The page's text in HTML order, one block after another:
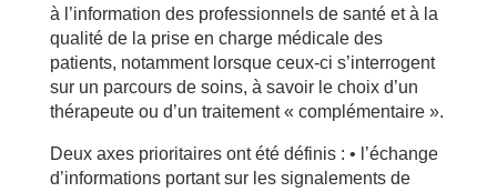
à l’information des professionnels de santé et à la
qualité de la prise en charge médicale des
patients, notamment lorsque ceux-ci s’interrogent
sur un parcours de soins, à savoir le choix d’un
thérapeute ou d’un traitement « complémentaire ».
Deux axes prioritaires ont été définis : • l’échange
d’informations portant sur les signalements de